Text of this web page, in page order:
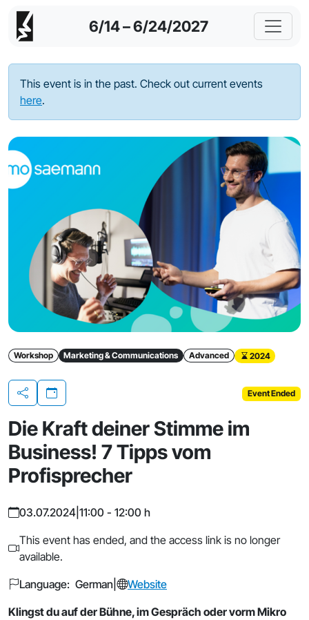
6/14 – 6/24/2027
This event is in the past. Check out current events
here.
Workshop Marketing & Communications Advanced 2024
Share
Event Ended
Die Kraft deiner Stimme im
Business! 7 Tipps vom
Profisprecher
03.07.2024 11:00 - 12:00 h
This event has ended, and the access link is no longer
available.
Language: German
Website
Klingst du auf der Bühne, im Gespräch oder vorm Mikro